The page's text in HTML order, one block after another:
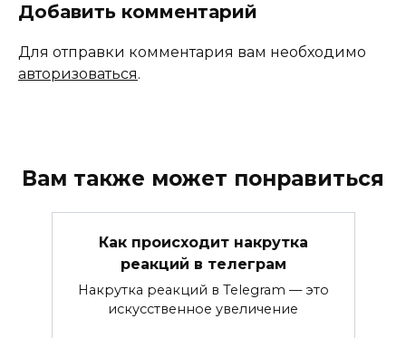
Добавить комментарий
Для отправки комментария вам необходимо
авторизоваться.
Вам также может понравиться
Как происходит накрутка
реакций в телеграм
Накрутка реакций в Telegram — это
искусственное увеличение